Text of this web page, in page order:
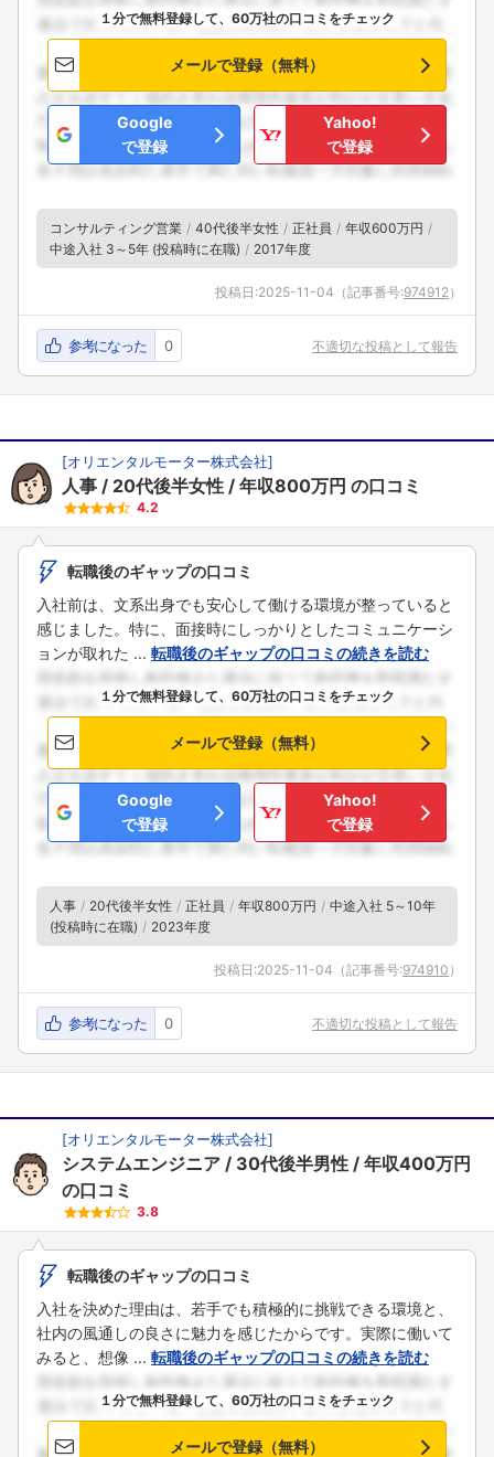
１分で無料登録して、60万社の口コミをチェック
メールで登録（無料）
Google
で登録
Yahoo!
で登録
コンサルティング営業 40代後半女性 正社員
年収600万円
中途入社 3～5年 (投稿時に在職)
2017年度
投稿日:2025-11-04 （記事番号:974912 ）
参考になった 0 不適切な投稿として報告
[オリエンタルモーター株式会社]
人事 20代後半女性 年収800万円 の口コミ
4.2
転職後のギャップの口コミ
入社前は、文系出身でも安心して働ける環境が整っていると
感じました。特に、面接時にしっかりとしたコミュニケーシ
ョンが取れた ... 転職後のギャップの口コミの続きを読む
１分で無料登録して、60万社の口コミをチェック
メールで登録（無料）
Google
で登録
Yahoo!
で登録
人事 20代後半女性 正社員 年収800万円
中途入社 5～10年
(投稿時に在職)
2023年度
投稿日:2025-11-04 （記事番号:974910 ）
参考になった 0 不適切な投稿として報告
[オリエンタルモーター株式会社]
システムエンジニア 30代後半男性
年収400万円
の口コミ
3.8
転職後のギャップの口コミ
入社を決めた理由は、若手でも積極的に挑戦できる環境と、
社内の風通しの良さに魅力を感じたからです。実際に働いて
みると、想像 ... 転職後のギャップの口コミの続きを読む
１分で無料登録して、60万社の口コミをチェック
メールで登録（無料）